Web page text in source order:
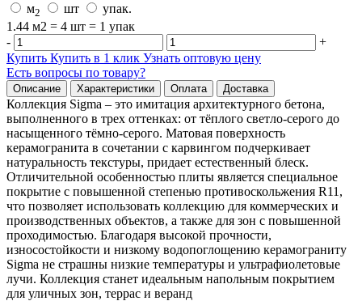
м2 шт
упак.
1.44 м2 = 4 шт = 1 упак
-
+
Купить Купить в 1 клик Узнать оптовую цену
Есть вопросы по товару?
Описание Характеристики Оплата Доставка
Коллекция Sigma – это имитация архитектурного бетона,
выполненного в трех оттенках: от тёплого светло-серого до
насыщенного тёмно-серого. Матовая поверхность
керамогранита в сочетании с карвингом подчеркивает
натуральность текстуры, придает естественный блеск.
Отличительной особенностью плиты является специальное
покрытие с повышенной степенью противоскольжения R11,
что позволяет использовать коллекцию для коммерческих и
производственных объектов, а также для зон с повышенной
проходимостью. Благодаря высокой прочности,
износостойкости и низкому водопоглощению керамограниту
Sigma не страшны низкие температуры и ультрафиолетовые
лучи. Коллекция станет идеальным напольным покрытием
для уличных зон, террас и веранд